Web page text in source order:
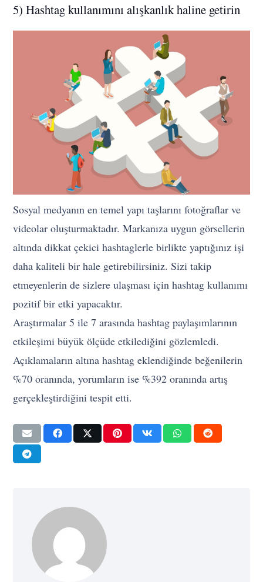
5) Hashtag kullanımını alışkanlık haline getirin
Sosyal medyanın en temel yapı taşlarını fotoğraflar ve
videolar oluşturmaktadır. Markanıza uygun görsellerin
altında dikkat çekici hashtaglerle birlikte yaptığınız işi
daha kaliteli bir hale getirebilirsiniz. Sizi takip
etmeyenlerin de sizlere ulaşması için hashtag kullanımı
pozitif bir etki yapacaktır.
Araştırmalar 5 ile 7 arasında hashtag paylaşımlarının
etkileşimi büyük ölçüde etkilediğini gözlemledi.
Açıklamaların altına hashtag eklendiğinde beğenilerin
%70 oranında, yorumların ise %392 oranında artış
gerçekleştirdiğini tespit etti.